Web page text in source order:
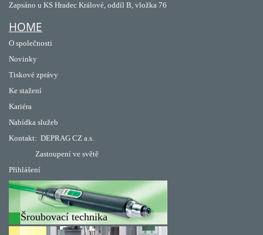
Zapsáno u KS Hradec Králové, oddíl B, vložka 76
HOME
O společnosti
Novinky
Tiskové zprávy
Ke stažení
Kariéra
Nabídka služeb
Kontakt: DEPRAG CZ a.s.
Zastoupení ve světě
Přihlášení
Šroubovací technika